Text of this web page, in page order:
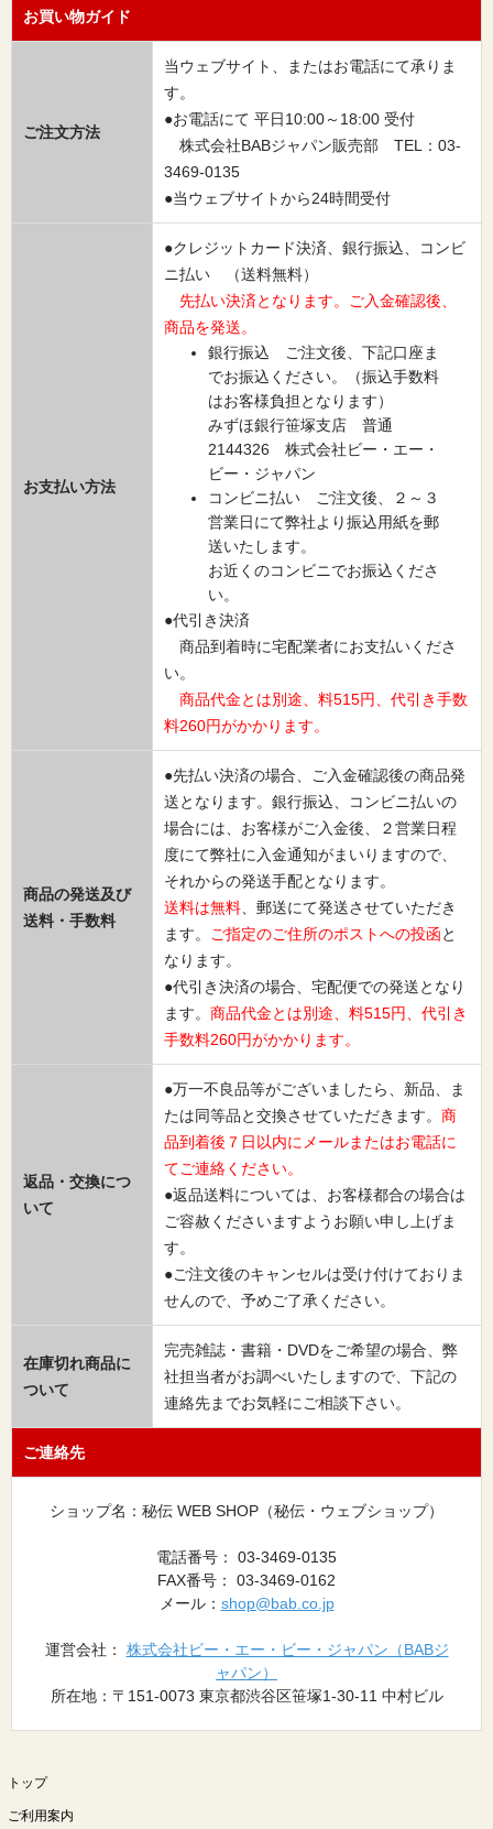
お買い物ガイド
ご注文方法
当ウェブサイト、またはお電話にて承りま
す。
●お電話にて 平日10:00～18:00 受付
株式会社BABジャパン販売部 TEL：03-
3469-0135
●当ウェブサイトから24時間受付
お支払い方法
●クレジットカード決済、銀行振込、コンビ
ニ払い （送料無料）
先払い決済となります。ご入金確認後、
商品を発送。
銀行振込 ご注文後、下記口座ま
でお振込ください。（振込手数料
はお客様負担となります）
みずほ銀行笹塚支店 普通
2144326 株式会社ビー・エー・
ビー・ジャパン
コンビニ払い ご注文後、２～３
営業日にて弊社より振込用紙を郵
送いたします。
お近くのコンビニでお振込くださ
い。
●代引き決済
商品到着時に宅配業者にお支払いくださ
い。
商品代金とは別途、料515円、代引き手数
料260円がかかります。
商品の発送及び
送料・手数料
●先払い決済の場合、ご入金確認後の商品発
送となります。銀行振込、コンビニ払いの
場合には、お客様がご入金後、２営業日程
度にて弊社に入金通知がまいりますので、
それからの発送手配となります。
送料は無料 、郵送にて発送させていただき
ます。
ご指定のご住所のポストへの投函と
なります。
●代引き決済の場合、宅配便での発送となり
ます。 商品代金とは別途、料515円、代引き
手数料260円がかかります。
返品・交換につ
いて
●万一不良品等がございましたら、新品、ま
たは同等品と交換させていただきます。 商
品到着後７日以内にメールまたはお電話に
てご連絡ください。
●返品送料については、お客様都合の場合は
ご容赦くださいますようお願い申し上げま
す。
●ご注文後のキャンセルは受け付けておりま
せんので、予めご了承ください。
在庫切れ商品に
ついて
完売雑誌・書籍・DVDをご希望の場合、弊
社担当者がお調べいたしますので、下記の
連絡先までお気軽にご相談下さい。
ご連絡先
ショップ名：秘伝 WEB SHOP（秘伝・ウェブショップ）
電話番号： 03-3469-0135
FAX番号： 03-3469-0162
メール： shop@bab.co.jp
運営会社： 株式会社ビー・エー・ビー・ジャパン（BABジ
ャパン）
所在地：〒151-0073 東京都渋谷区笹塚1-30-11 中村ビル
トップ
ご利用案内